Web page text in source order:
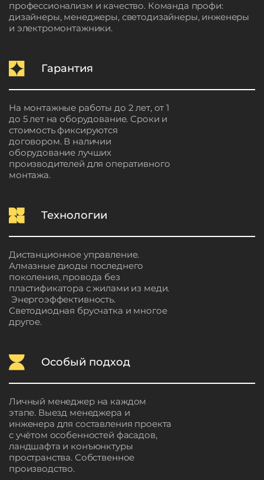
профессионализм и качество. Команда профи:
дизайнеры, менеджеры, светодизайнеры, инженеры
и электромонтажники.
Гарантия
На монтажные работы до 2 лет, от 1
до 5 лет на оборудование. Сроки и
стоимость фиксируются
договором. В наличии
оборудование лучших
производителей для оперативного
монтажа.
Технологии
Дистанционное управление.
Алмазные диоды последнего
поколения, провода без
пластификатора с жилами из меди.
Энергоэффективность.
Светодиодная брусчатка и многое
другое.
Особый подход
Личный менеджер на каждом
этапе. Выезд менеджера и
инженера для составления проекта
с учётом особенностей фасадов,
ландшафта и конъюнктуры
пространства. Собственное
производство.